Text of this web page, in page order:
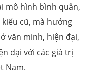
mô hình bình quân,
cũ, mà hướng
văn minh, hiện đại,
đại với các giá trị
Nam.